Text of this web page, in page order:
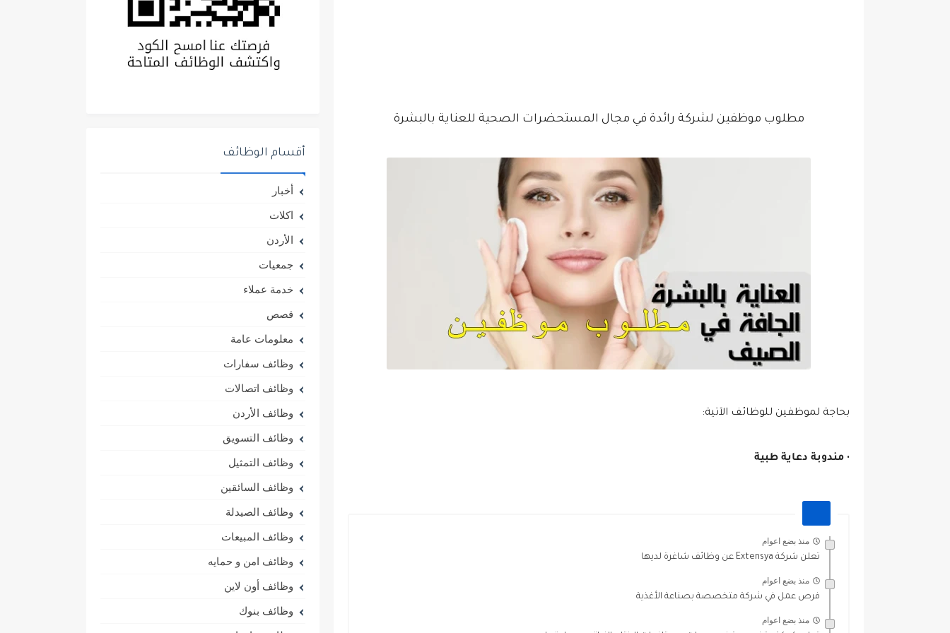
مطلوب موظفين لشركة رائدة في مجال المستحضرات الصحية للعناية بالبشرة
بحاجة لموظفين للوظائف الآتية:
• مندوبة دعاية طبية
منذ بضع اعوام
تعلن شركة Extensya عن وظائف شاغرة لديها
منذ بضع اعوام
فرص عمل في شركة متخصصة بصناعة الأغذية
منذ بضع اعوام
أقسام الوظائف
أخبار
اكلات
الأردن
جمعيات
خدمة عملاء
قصص
معلومات عامة
وظائف سفارات
وظائف اتصالات
وظائف الأردن
وظائف التسويق
وظائف التمثيل
وظائف السائقين
وظائف الصيدلة
وظائف المبيعات
وظائف امن و حمايه
وظائف أون لاين
وظائف بنوك